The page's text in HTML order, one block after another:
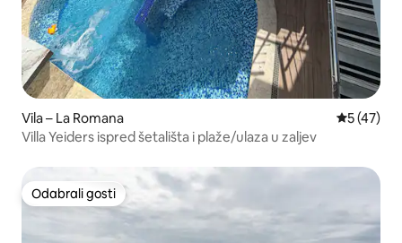
Vila – La Romana Prosječna
5 (47)
Villa Yeiders ispred šetališta i plaže/ulaza u zaljev
Odabrali gosti
Odabrali gosti